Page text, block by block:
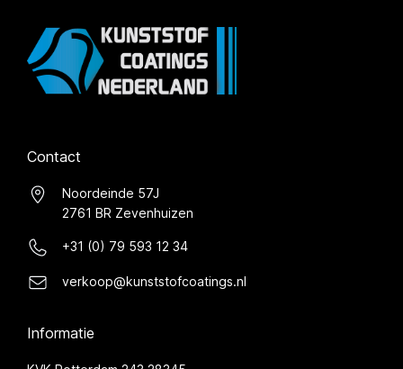
Contact
Noordeinde 57J
2761 BR Zevenhuizen
+31 (0) 79 593 12 34
verkoop@kunststofcoatings.nl
Informatie